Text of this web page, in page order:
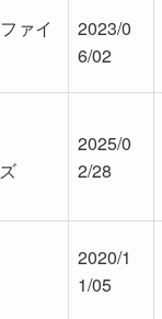
ァイ
2023/0
6/02
2025/0
2/28
2020/1
1/05